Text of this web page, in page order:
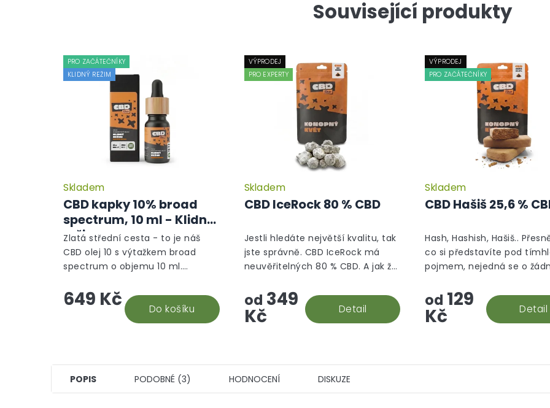
Související produkty
PRO ZAČÁTEČNÍKY
KLIDNÝ REŽIM
CBD kapky 10% broad
spectrum, 10 ml - Klidný
režim
Skladem
649 Kč Do košíku
Zlatá střední cesta - to je náš
CBD olej 10 s výtažkem broad
spectrum o objemu 10 ml.
stravy, který vám efektivně
pomůže. Snadná aplikace a...
VÝPRODEJ
PRO EXPERTY
CBD IceRock 80 % CBD
Průměrné
hodnocení
produktu
hvězdiček.
Skladem
od 349
Kč Detail
Jestli hledáte největší kvalitu, tak
jste správně. CBD IceRock má
neuvěřitelných 80 % CBD. A jak že
ponoří do konopného extraktu,
který se následně...
VÝPRODEJ
PRO ZAČÁTEČNÍKY
CBD Hašiš 25,6 %
Skladem
od 129
Kč Detail
Hash, Hashish, Hašiš..
co si představíte pod
pojmem, nejedná se o
prostě hašiš v jeho CBD
POPIS PODOBNÉ (3) HODNOCENÍ DISKUZE